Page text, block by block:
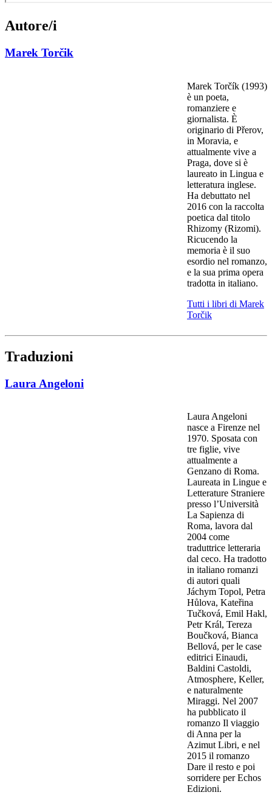
Autore/i
Marek Torčik
Marek Torčík (1993)
è un poeta,
romanziere e
giornalista. È
originario di Přerov,
in Moravia, e
attualmente vive a
Praga, dove si è
laureato in Lingua e
letteratura inglese.
Ha debuttato nel
2016 con la raccolta
poetica dal titolo
Rhizomy (Rizomi).
Ricucendo la
memoria è il suo
esordio nel romanzo,
e la sua prima opera
tradotta in italiano.
Tutti i libri di Marek
Torčik
Traduzioni
Laura Angeloni
Laura Angeloni
nasce a Firenze nel
1970. Sposata con
tre figlie, vive
attualmente a
Genzano di Roma.
Laureata in Lingue e
Letterature Straniere
presso l’Università
La Sapienza di
Roma, lavora dal
2004 come
traduttrice letteraria
dal ceco. Ha tradotto
in italiano romanzi
di autori quali
Jáchym Topol, Petra
Hůlova, Kateřina
Tučková, Emil Hakl,
Petr Král, Tereza
Boučková, Bianca
Bellová, per le case
editrici Einaudi,
Baldini Castoldi,
Atmosphere, Keller,
e naturalmente
Miraggi. Nel 2007
ha pubblicato il
romanzo Il viaggio
di Anna per la
Azimut Libri, e nel
2015 il romanzo
Dare il resto e poi
sorridere per Echos
Edizioni.